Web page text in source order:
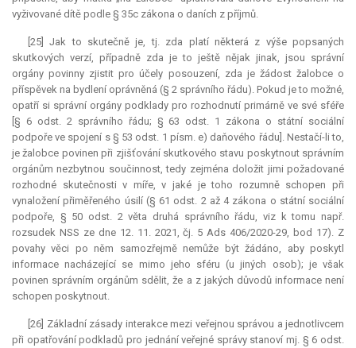
vyživované dítě podle § 35c zákona o daních z příjmů.
[25] Jak to skutečně je, tj. zda platí některá z výše popsaných
skutkových verzí, případně zda je to ještě nějak jinak, jsou správní
orgány povinny zjistit pro účely posouzení, zda je žádost žalobce o
příspěvek na bydlení oprávněná (§ 2 správního řádu). Pokud je to možné,
opatří si správní orgány podklady pro rozhodnutí primárně ve své sféře
[§ 6 odst. 2 správního řádu; § 63 odst. 1 zákona o státní sociální
podpoře ve spojení s § 53 odst. 1 písm. e) daňového řádu]. Nestačí-li to,
je žalobce povinen při zjišťování skutkového stavu poskytnout správním
orgánům nezbytnou součinnost, tedy zejména doložit jimi požadované
rozhodné skutečnosti v míře, v jaké je toho rozumně schopen při
vynaložení přiměřeného úsilí (§ 61 odst. 2 až 4 zákona o státní sociální
podpoře, § 50 odst. 2 věta druhá správního řádu, viz k tomu např.
rozsudek NSS ze dne 12. 11. 2021, čj. 5 Ads 406/2020-29, bod 17). Z
povahy věci po něm samozřejmě nemůže být žádáno, aby poskytl
informace nacházející se mimo jeho sféru (u jiných osob); je však
povinen správním orgánům sdělit, že a z jakých důvodů informace není
schopen poskytnout.
[26] Základní zásady interakce mezi veřejnou správou a jednotlivcem
při opatřování podkladů pro jednání veřejné správy stanoví mj. § 6 odst.